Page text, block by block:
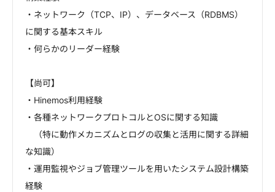
・ネットワーク（TCP、IP）、データベース（RDBMS）
に関する基本スキル
・何らかのリーダー経験
【尚可】
・Hinemos利用経験
・各種ネットワークプロトコルとOSに関する知識
（特に動作メカニズムとログの収集と活用に関する詳細
な知識）
・運用監視やジョブ管理ツールを用いたシステム設計構築
経験